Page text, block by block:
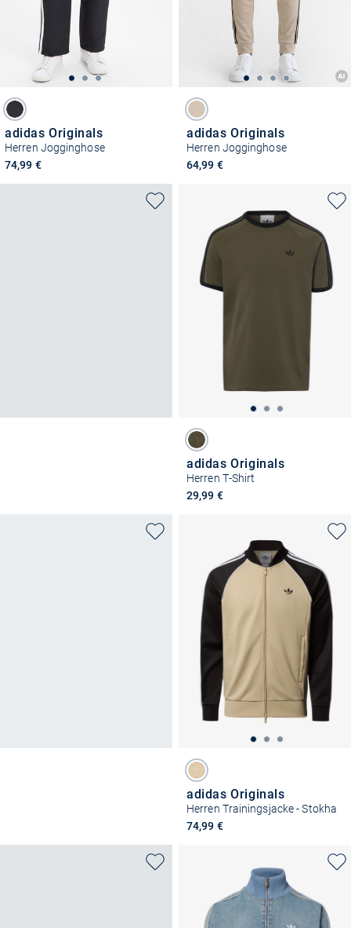
adidas Originals
Herren Jogginghose
74,99 €
adidas Originals
Herren Jogginghose
64,99 €
adidas Originals
Herren T-Shirt
29,99 €
adidas Originals
Herren Trainingsjacke - Stokha
74,99 €